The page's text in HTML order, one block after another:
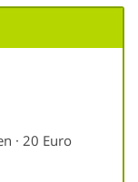
· 20 Euro